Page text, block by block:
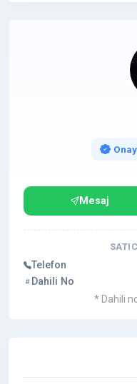
Mesaj
Telefon
Dahili No
* Dahili